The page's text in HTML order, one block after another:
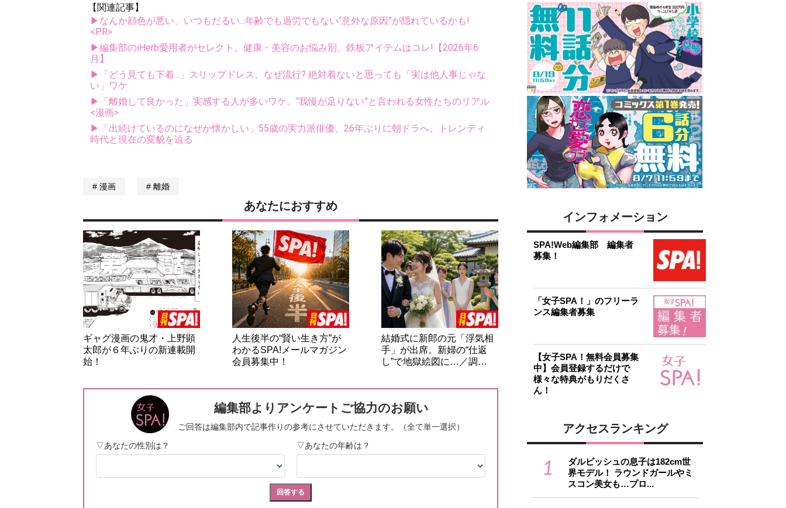
【関連記事】
▶なんか顔色が悪い、いつもだるい...年齢でも過労でもない“意外な原因”が隠れているかも!
<PR>
▶編集部のiHerb愛用者がセレクト。健康・美容のお悩み別、鉄板アイテムはコレ!【2026年6
月】
▶「どう見ても下着...」スリップドレス、なぜ流行? 絶対着ないと思っても「実は他人事じゃな
い」ワケ
▶「離婚して良かった」実感する人が多いワケ。“我慢が足りない”と言われる女性たちのリアル
<漫画>
▶「出続けているのになぜか懐かしい」55歳の実力派俳優、26年ぶりに朝ドラへ。トレンディ
時代と現在の変貌を辿る
漫画 離婚
あなたにおすすめ
ギャグ漫画の鬼才・上野顕
太郎が６年ぶりの新連載開
始！
人生後半の“賢い生き方”が
わかるSPA!メールマガジン
会員募集中！
結婚式に新郎の元「浮気相
手」が出席。新婦の“仕返
し”で地獄絵図に…／調…
インフォメーション
SPA!Web編集部 編集者
募集！
「女子SPA！」のフリーラ
ンス編集者募集
【女子SPA！無料会員募集
中】会員登録するだけで
様々な特典がもりだくさ
ん！
アクセスランキング
1
ダルビッシュの息子は182cm世
界モデル！ ラウンドガールやミ
スコン美女も…プロ...